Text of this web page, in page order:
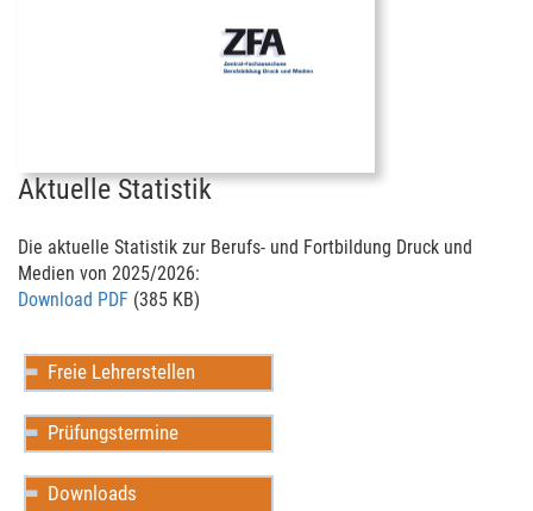
Aktuelle Statistik
Die aktuelle Statistik zur Berufs- und Fortbildung Druck und
Medien von 2025/2026:
Download PDF (385 KB)
Freie Lehrerstellen
Prüfungstermine
Downloads